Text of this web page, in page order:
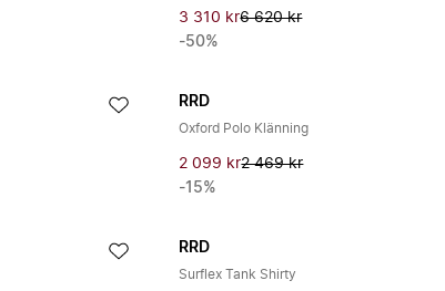
3 310 kr6 620 kr
-50%
RRD
Oxford Polo Klänning
2 099 kr2 469 kr
-15%
RRD
Surflex Tank Shirty